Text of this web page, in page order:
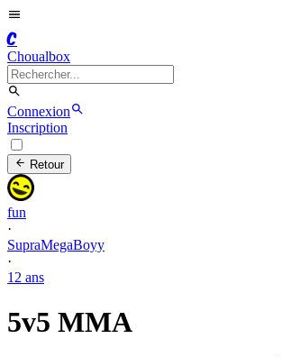
C
Choualbox
Connexion
Inscription
Retour
fun
·
SupraMegaBoyy
·
12 ans
5v5 MMA